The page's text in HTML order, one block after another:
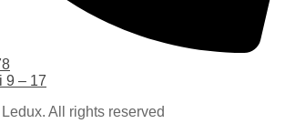
9 – 17
All rights reserved